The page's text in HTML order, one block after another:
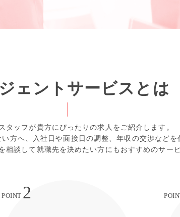
ェントサービスとは
タッフが貴方にぴったりの求人をご紹介します。
方へ、入社日や面接日の調整、年収の交渉など
相談して就職先を決めたい方にもおすすめのサー